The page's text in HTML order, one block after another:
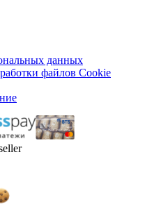
данных
файлов Cookie